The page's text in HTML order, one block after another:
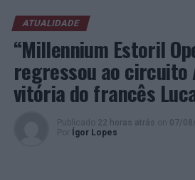
ATUALIDADE
“Millennium Estoril
regressou ao circuito
vitória do francês
Publicado 22 horas atrás on 07/
Por
Ígor Lopes